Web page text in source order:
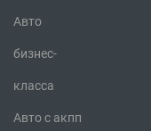
Авто
бизнес-
класса
Авто с акпп